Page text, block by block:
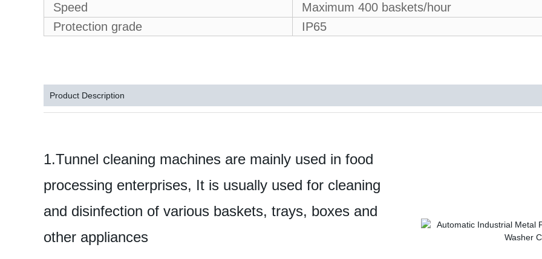
Speed
Maximum 400 baskets/hour
Protection grade
IP65
Product Description
1.Tunnel cleaning machines are mainly used in food
processing enterprises, It is usually used for cleaning
and disinfection of various baskets, trays, boxes and
other appliances